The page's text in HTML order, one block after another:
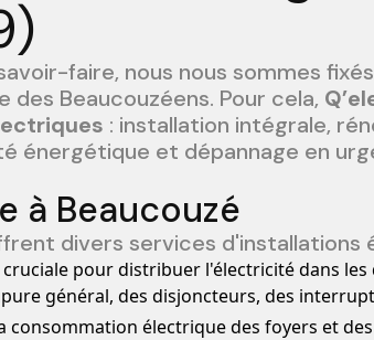
faire, nous nous sommes
Beaucouzéens. Pour cela,
: installation intégrale,
énergétique et dépannage en
à Beaucouzé
divers services d'installations
cruciale pour distribuer l'électricité dans
général, des disjoncteurs, des
consommation électrique des foyers et